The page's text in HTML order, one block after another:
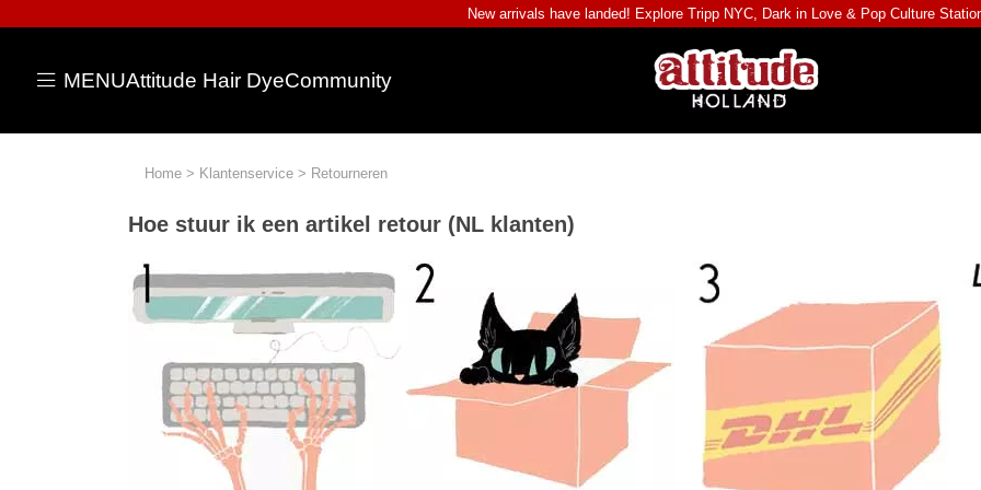
New arrivals have landed! Explore Tripp NYC, Dark in Love & Pop Culture
MENUAttitude Hair DyeCommunity
Home > Klantenservice > Retourneren
Hoe stuur ik een artikel retour (NL klanten)